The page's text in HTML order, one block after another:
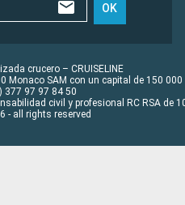
OK
crucero – CRUISELINE
Monaco SAM con un capital de 150 000
377 97 97 84 50
civil y profesional RC RSA de
- all rights reserved